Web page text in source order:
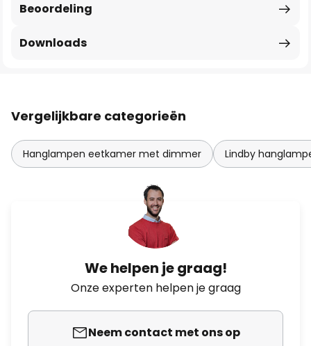
Beoordeling
Downloads
Vergelijkbare categorieën
Hanglampen eetkamer met dimmer Lindby
We helpen je graag!
Onze experten helpen je graag
Neem contact met ons op